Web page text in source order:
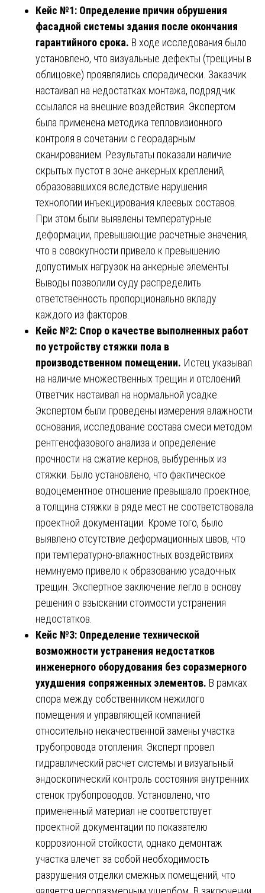
Кейс №1: Определение причин обрушения
фасадной системы здания после окончания
гарантийного срока. В ходе исследования было
установлено, что визуальные дефекты (трещины в
облицовке) проявлялись спорадически. Заказчик
настаивал на недостатках монтажа, подрядчик
ссылался на внешние воздействия. Экспертом
была применена методика тепловизионного
контроля в сочетании с георадарным
сканированием. Результаты показали наличие
скрытых пустот в зоне анкерных креплений,
образовавшихся вследствие нарушения
технологии инъекцирования клеевых составов.
При этом были выявлены температурные
деформации, превышающие расчетные значения,
что в совокупности привело к превышению
допустимых нагрузок на анкерные элементы.
Выводы позволили суду распределить
ответственность пропорционально вкладу
каждого из факторов.
Кейс №2: Спор о качестве выполненных работ
по устройству стяжки пола в
производственном помещении. Истец указывал
на наличие множественных трещин и отслоений.
Ответчик настаивал на нормальной усадке.
Экспертом были проведены измерения влажности
основания, исследование состава смеси методом
рентгенофазового анализа и определение
прочности на сжатие кернов, выбуренных из
стяжки. Было установлено, что фактическое
водоцементное отношение превышало проектное,
а толщина стяжки в ряде мест не соответствовала
проектной документации. Кроме того, было
выявлено отсутствие деформационных швов, что
при температурно-влажностных воздействиях
неминуемо привело к образованию усадочных
трещин. Экспертное заключение легло в основу
решения о взыскании стоимости устранения
недостатков.
Кейс №3: Определение технической
возможности устранения недостатков
инженерного оборудования без соразмерного
ухудшения сопряженных элементов. В рамках
спора между собственником нежилого
помещения и управляющей компанией
относительно некачественной замены участка
трубопровода отопления. Эксперт провел
гидравлический расчет системы и визуальный
эндоскопический контроль состояния внутренних
стенок трубопроводов. Установлено, что
примененный материал не соответствует
проектной документации по показателю
коррозионной стойкости, однако демонтаж
участка влечет за собой необходимость
разрушения отделки смежных помещений, что